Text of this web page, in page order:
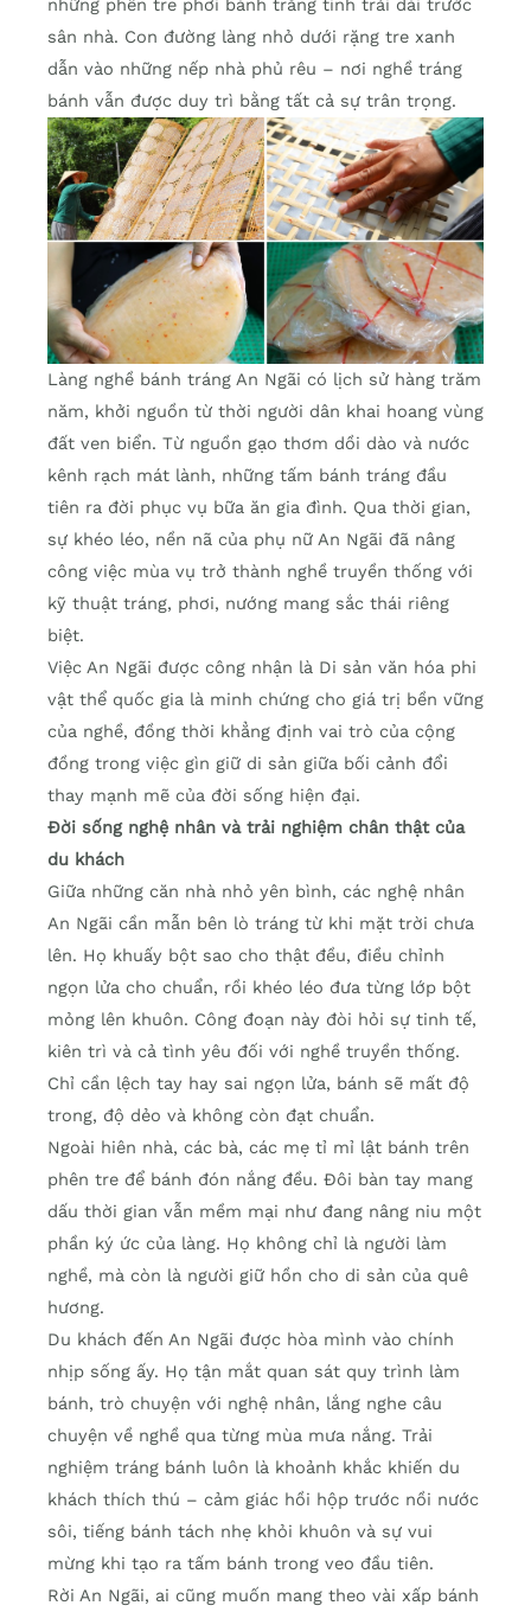
những phên tre phơi bánh trắng tinh trải dài trước
sân nhà. Con đường làng nhỏ dưới rặng tre xanh
dẫn vào những nếp nhà phủ rêu – nơi nghề tráng
bánh vẫn được duy trì bằng tất cả sự trân trọng.
Làng nghề bánh tráng An Ngãi có lịch sử hàng trăm
năm, khởi nguồn từ thời người dân khai hoang vùng
đất ven biển. Từ nguồn gạo thơm dồi dào và nước
kênh rạch mát lành, những tấm bánh tráng đầu
tiên ra đời phục vụ bữa ăn gia đình. Qua thời gian,
sự khéo léo, nền nã của phụ nữ An Ngãi đã nâng
công việc mùa vụ trở thành nghề truyền thống với
kỹ thuật tráng, phơi, nướng mang sắc thái riêng
biệt.
Việc An Ngãi được công nhận là Di sản văn hóa phi
vật thể quốc gia là minh chứng cho giá trị bền vững
của nghề, đồng thời khẳng định vai trò của cộng
đồng trong việc gìn giữ di sản giữa bối cảnh đổi
thay mạnh mẽ của đời sống hiện đại.
Đời sống nghệ nhân và trải nghiệm chân thật của
du khách
Giữa những căn nhà nhỏ yên bình, các nghệ nhân
An Ngãi cần mẫn bên lò tráng từ khi mặt trời chưa
lên. Họ khuấy bột sao cho thật đều, điều chỉnh
ngọn lửa cho chuẩn, rồi khéo léo đưa từng lớp bột
mỏng lên khuôn. Công đoạn này đòi hỏi sự tinh tế,
kiên trì và cả tình yêu đối với nghề truyền thống.
Chỉ cần lệch tay hay sai ngọn lửa, bánh sẽ mất độ
trong, độ dẻo và không còn đạt chuẩn.
Ngoài hiên nhà, các bà, các mẹ tỉ mỉ lật bánh trên
phên tre để bánh đón nắng đều. Đôi bàn tay mang
dấu thời gian vẫn mềm mại như đang nâng niu một
phần ký ức của làng. Họ không chỉ là người làm
nghề, mà còn là người giữ hồn cho di sản của quê
hương.
Du khách đến An Ngãi được hòa mình vào chính
nhịp sống ấy. Họ tận mắt quan sát quy trình làm
bánh, trò chuyện với nghệ nhân, lắng nghe câu
chuyện về nghề qua từng mùa mưa nắng. Trải
nghiệm tráng bánh luôn là khoảnh khắc khiến du
khách thích thú – cảm giác hồi hộp trước nồi nước
sôi, tiếng bánh tách nhẹ khỏi khuôn và sự vui
mừng khi tạo ra tấm bánh trong veo đầu tiên.
Rời An Ngãi, ai cũng muốn mang theo vài xấp bánh